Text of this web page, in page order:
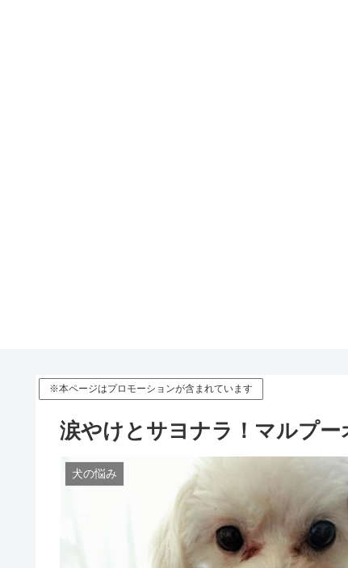
※本ページはプロモーションが含まれています
涙やけとサヨナラ！マルプ
犬の悩み